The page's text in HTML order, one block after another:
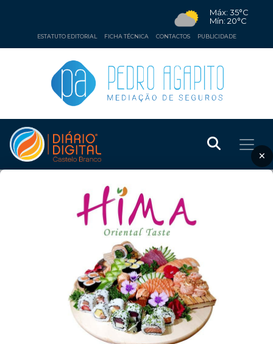
Máx: 35°C
Mín: 20°C
ESTATUTO EDITORIAL FICHA TÉCNICA CONTACTOS PUBLICIDADE
×